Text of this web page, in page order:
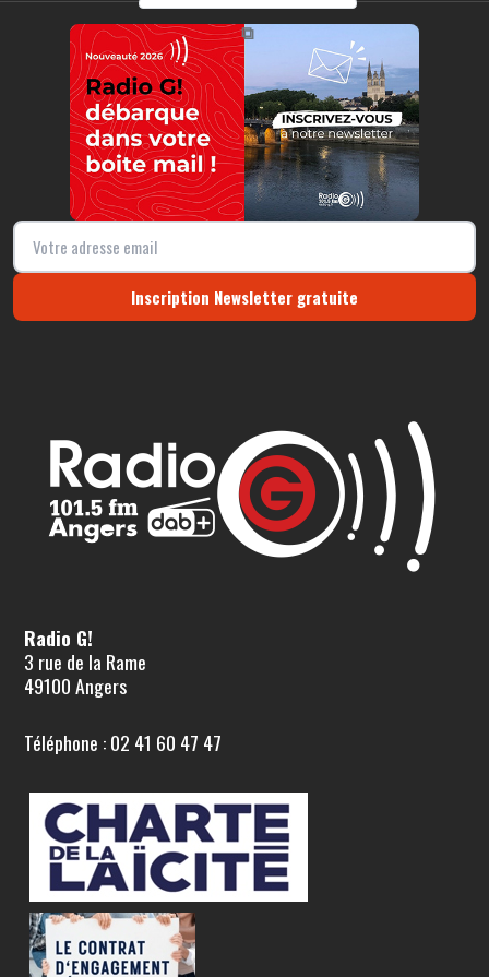
https://radio-g.fr?22304
⧉
Inscription Newsletter gratuite
Radio G!
3 rue de la Rame
49100 Angers
Téléphone : 02 41 60 47 47